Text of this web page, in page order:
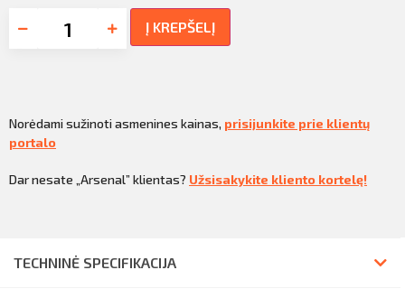
Į KREPŠELĮ
Norėdami sužinoti asmenines kainas, prisijunkite prie klientų
portalo
Dar nesate „Arsenal” klientas? Užsisakykite kliento kortelę!
TECHNINĖ SPECIFIKACIJA